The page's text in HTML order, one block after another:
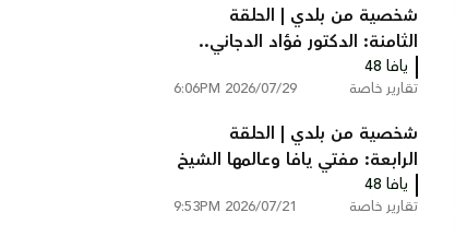
شخصية من بلدي | الحلقة
الثامنة: الدكتور فؤاد الدجاني..
رائد الطب والجراحة في فلسطين
يافا 48
تقارير خاصة 2026/07/29 6:06PM
شخصية من بلدي | الحلقة
الرابعة: مفتي يافا وعالمها الشيخ
توفيق عبد الله الدجاني
يافا 48
تقارير خاصة 2026/07/21 9:53PM